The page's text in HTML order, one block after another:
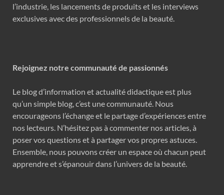
l’industrie, les lancements de produits et les interviews
exclusives avec des professionnels de la beauté.
Rejoignez notre communauté de passionnés
Le blog d’information et actualité didactique est plus
qu’un simple blog, c’est une communauté. Nous
encourageons l’échange et le partage d’expériences entre
nos lecteurs. N’hésitez pas à commenter nos articles, à
poser vos questions et à partager vos propres astuces.
Ensemble, nous pouvons créer un espace où chacun peut
apprendre et s’épanouir dans l’univers de la beauté.